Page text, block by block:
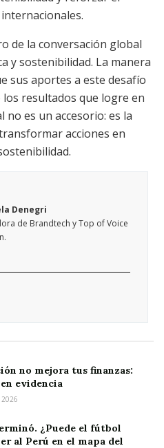
de la conversación global
y sostenibilidad. La manera
sus aportes a este desafío
resultados que logre en
no es un accesorio: es la
acciones en
Denegri
de Brandtech y Top of Voice
no mejora tus finanzas:
evidencia
2026
¿Puede el fútbol
al Perú en el mapa del